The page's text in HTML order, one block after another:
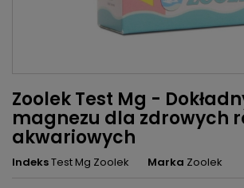
Zoolek Test Mg -
magnezu dla zdrowych
akwariowych
IndeksTest Mg Zoolek Marka Zoolek